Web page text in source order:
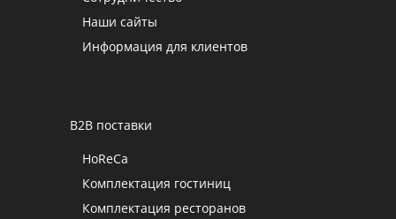
Наши сайты
Информация для клиентов
B2B поставки
HoReCa
Комплектация гостиниц
Комплектация ресторанов